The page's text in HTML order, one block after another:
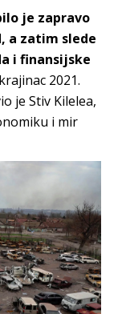
je zapravo
a zatim slede
i finansijske
2021.
je Stiv Kilelea,
i mir